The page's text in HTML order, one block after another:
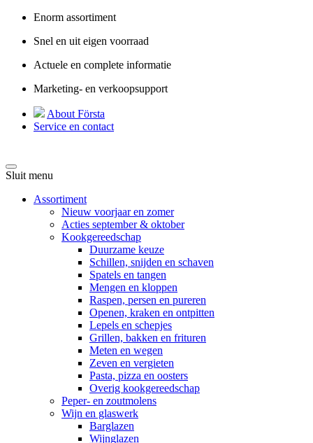
Enorm assortiment
Snel en uit eigen voorraad
Actuele en complete informatie
Marketing- en verkoopsupport
About Första
Service en contact
Sluit menu
Assortiment
Nieuw voorjaar en zomer
Acties september & oktober
Kookgereedschap
Duurzame keuze
Schillen, snijden en schaven
Spatels en tangen
Mengen en kloppen
Raspen, persen en pureren
Openen, kraken en ontpitten
Lepels en schepjes
Grillen, bakken en frituren
Meten en wegen
Zeven en vergieten
Pasta, pizza en oosters
Overig kookgereedschap
Peper- en zoutmolens
Wijn en glaswerk
Barglazen
Wijnglazen